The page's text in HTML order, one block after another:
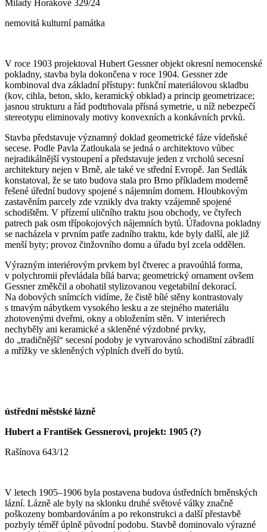
Milady Horákové 329/24
nemovitá kulturní památka
V roce 1903 projektoval Hubert Gessner objekt okresní nemocenské
pokladny, stavba byla dokončena v roce 1904. Gessner zde
kombinoval dva základní přístupy: funkční materiálovou skladbu
(kov, cihla, beton, sklo, keramický obklad) a princip geometrizace;
jasnou strukturu a řád podtrhovala přísná symetrie, u níž nebezpečí
stereotypu eliminovaly motivy konvexních a konkávních prvků.
Stavba představuje významný doklad geometrické fáze vídeňské
secese. Podle Pavla Zatloukala se jedná o architektovo vůbec
nejradikálnější vystoupení a představuje jeden z vrcholů secesní
architektury nejen v Brně, ale také ve střední Evropě. Jan Sedlák
konstatoval, že se tato budova stala pro Brno příkladem moderně
řešené úřední budovy spojené s nájemním domem. Hloubkovým
zastavěním parcely zde vznikly dva trakty vzájemně spojené
schodištěm. V přízemí uličního traktu jsou obchody, ve čtyřech
patrech pak osm třípokojových nájemních bytů. Úřadovna pokladny
se nacházela v prvním patře zadního traktu, kde byly další, ale již
menší byty; provoz činžovního domu a úřadu byl zcela oddělen.
Výrazným interiérovým prvkem byl čtverec a pravoúhlá forma,
v polychromii převládala bílá barva; geometrický ornament ovšem
Gessner změkčil a obohatil stylizovanou vegetabilní dekorací.
Na dobových snímcích vidíme, že čistě bílé stěny kontrastovaly
s tmavým nábytkem vysokého lesku a ze stejného materiálu
zhotovenými dveřmi, okny a obložením stěn. V interiérech
nechyběly ani keramické a skleněné výzdobné prvky,
do „tradičnější“ secesní podoby je vytvarováno schodištní zábradlí
a mřížky ve skleněných výplních dveří do bytů.
ústřední městské lázně
Hubert a František Gessnerovi, projekt: 1905 (?)
Rašínova 643/12
V letech 1905–1906 byla postavena budova ústředních brněnských
lázní. Lázně ale byly na sklonku druhé světové války značně
poškozeny bombardováním a po rekonstrukci a další přestavbě
pozbyly téměř úplně původní podobu. Stavbě dominovalo výrazné